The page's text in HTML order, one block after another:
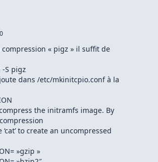
« pigz » il suffit de
S pigz
dans /etc/mkinitcpio.conf à la
the initramfs image. By
to create an uncompressed
»gzip »